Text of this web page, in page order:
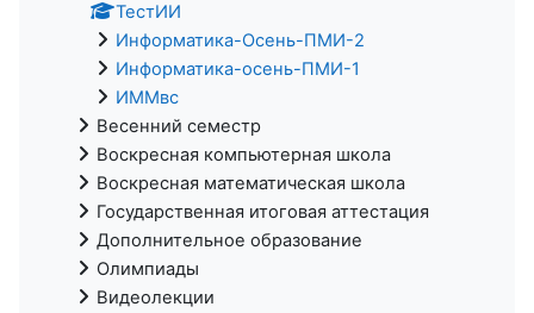
ТестИИ
Информатика-Осень-ПМИ-2
Информатика-осень-ПМИ-1
ИММвс
Весенний семестр
Воскресная компьютерная школа
Воскресная математическая школа
Государственная итоговая аттестация
Дополнительное образование
Олимпиады
Видеолекции